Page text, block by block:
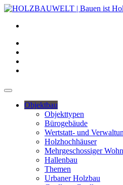
Objektbau
Objekttypen
Bürogebäude
Wertstatt- und
Holzhochhäuser
Mehrgeschossiger
Hallenbau
Themen
Urbaner Holzbau